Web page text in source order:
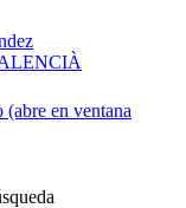
en ventana